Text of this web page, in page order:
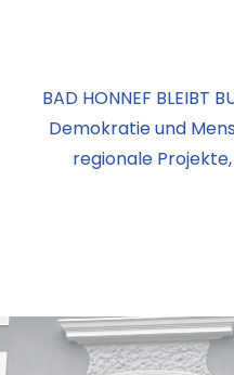
BAD HONNEF
Demokratie und
regionale